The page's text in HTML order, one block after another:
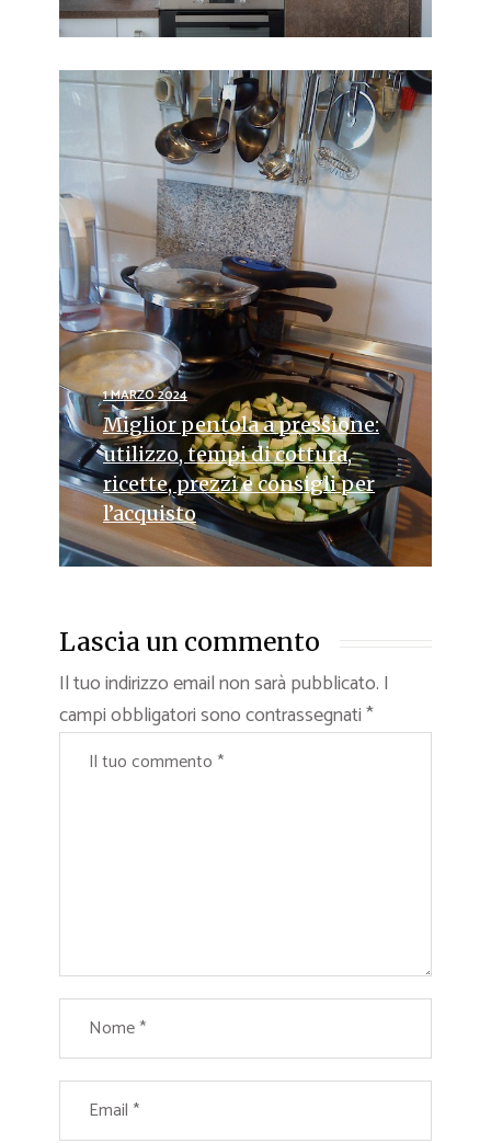
1 MARZO 2024
Miglior pentola a pressione:
utilizzo, tempi di cottura,
ricette, prezzi e consigli per
l’acquisto
Lascia un commento
Il tuo indirizzo email non sarà pubblicato. I
campi obbligatori sono contrassegnati*